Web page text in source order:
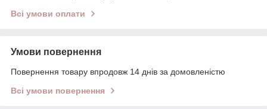
Всі умови оплати
Умови повернення
Повернення товару впродовж 14 днів за домовленістю
Всі умови повернення